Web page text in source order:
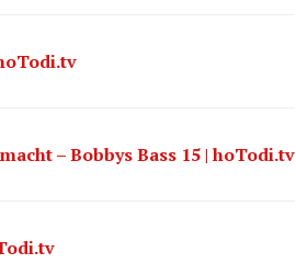
– Bobbys Bass 15 | hoTodi.tv